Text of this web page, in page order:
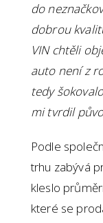
do
dobrou
VIN chtěli
auto není z
tedy
mi tvrdil
Podle
trhu zabývá
kleslo
které se